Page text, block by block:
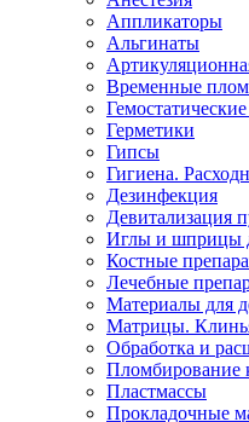
Аппликаторы
Альгинаты
Временные
Герметики
Гипсы
Гигиена.
Дезинфекция
Девитализация
Иглы и шприцы
Костные
Лечебные
Материалы для
Матрицы.
Обработка и
Пломбирование
Пластмассы
Прокладочные